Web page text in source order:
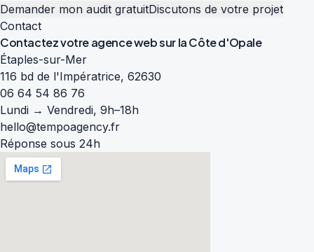
Demander mon audit gratuitDiscutons de votre projet
Contact
Contactez votre agence web sur laCôte d'Opale
Étaples-sur-Mer
116 bd de l'Impératrice, 62630
06 64 54 86 76
Lundi → Vendredi, 9h–18h
hello@tempoagency.fr
Réponse sous 24h